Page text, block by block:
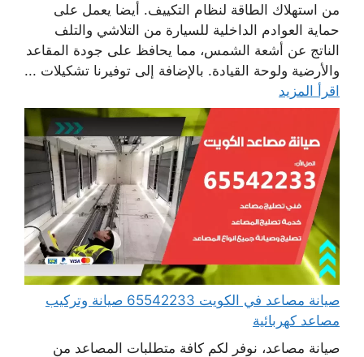
من استهلاك الطاقة لنظام التكييف. أيضا يعمل على
حماية العوادم الداخلية للسيارة من التلاشي والتلف
الناتج عن أشعة الشمس، مما يحافظ على جودة المقاعد
والأرضية ولوحة القيادة. بالإضافة إلى توفيرنا تشكيلات ...
اقرأ المزيد
صيانة مصاعد في الكويت 65542233 صيانة وتركيب
مصاعد كهربائية
صيانة مصاعد، نوفر لكم كافة متطلبات المصاعد من